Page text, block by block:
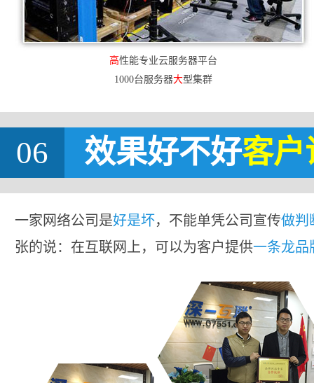
高性能专业云服务器平台
1000台服务器大型集群
06 效果好不好客户
一家网络公司是好是坏，不能单凭公司宣传做判
张的说：在互联网上，可以为客户提供一条龙品